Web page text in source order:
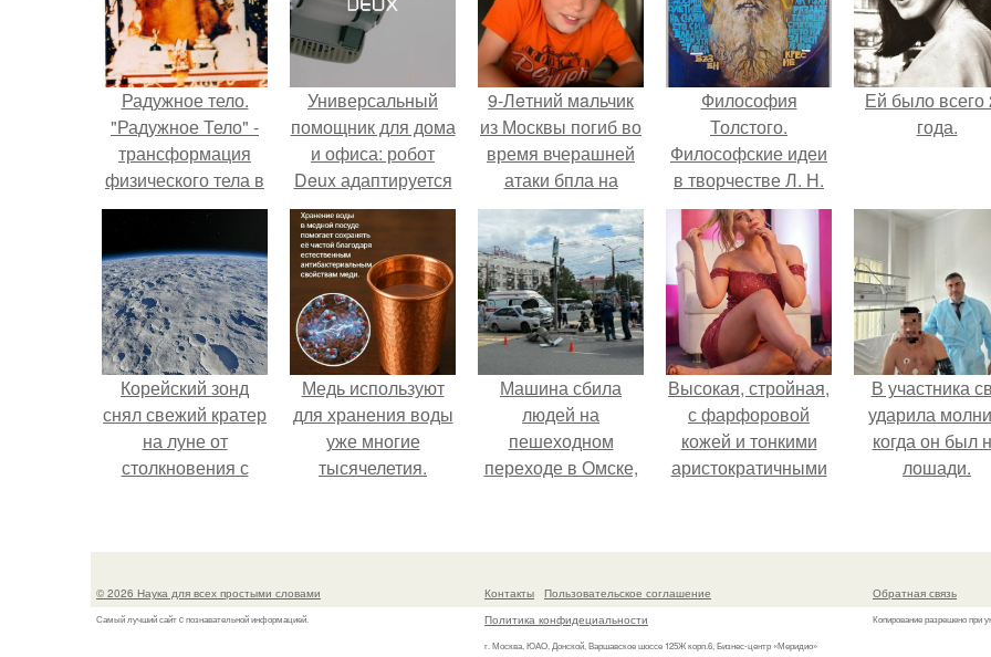
Радужное тело.
"Радужное Тело" -
трансформация
физического тела в
свет.
Универсальный
помощник для дома
и офиса: робот
Deux адаптируется
к разным задачам.
9-Лeтний мaльчик
из Москвы погиб во
время вчерашней
атаки бпла на
пляже под
Геленджиком.
Философия
Толстого.
Философские идеи
в творчестве Л. Н.
Толстого.
Ей было всего
года.
Корейский зонд
снял свежий кратер
на луне от
столкновения с
Медь используют
для хранения воды
уже многие
тысячелетия.
Машина сбила
людей на
пешеходном
переходе в Омске,
Высокая, стройная,
с фарфоровой
кожей и тонкими
аристократичными
сошла с полотна
В участника
ударила
когда он был
лошади.
© 2026 Наука для всех простыми словами
Самый лучший сайт c познавательной информацией.
Контакты
Пользовательское соглашение
Политика конфидециальности
г. Москва, ЮАО, Донской, Варшавское шоссе 125Ж корп.6, Бизнес-центр «Меридио»
Обратная связь
Копирование разрешено при